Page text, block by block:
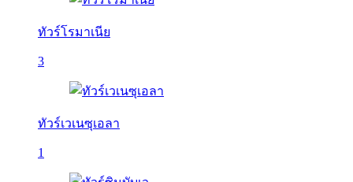
ทัวร์โรมาเนีย
3
ทัวร์เวเนซุเอลา
1